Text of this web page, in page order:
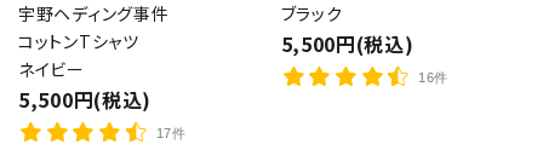
宇野ヘディング事件
コットンTシャツ
ネイビー
5,500円(税込)
17件
ブラック
5,500円(税込)
16件